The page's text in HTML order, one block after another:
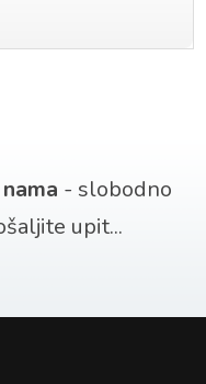
- slobodno
upit...